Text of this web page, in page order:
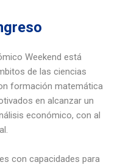
Weekend está
de las ciencias
formación matemática
en alcanzar un
económico, con al
con capacidades para